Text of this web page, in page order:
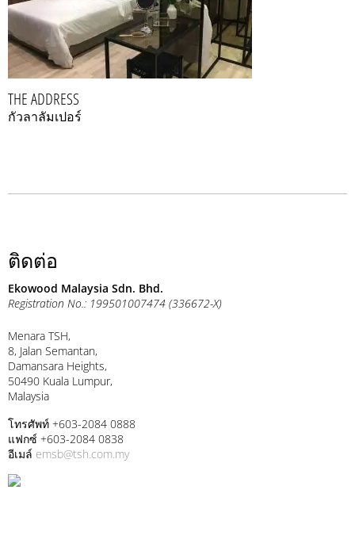
THE ADDRESS
กัวลาลัมเปอร์
ติดต่อ
Ekowood Malaysia Sdn. Bhd.
Registration No.: 199501007474 (336672-X)
Menara TSH,
8, Jalan Semantan,
Damansara Heights,
50490 Kuala Lumpur,
Malaysia
โทรศัพท์ +603-2084 0888
แฟกซ์ +603-2084 0838
อีเมล์ emsb@tsh.com.my